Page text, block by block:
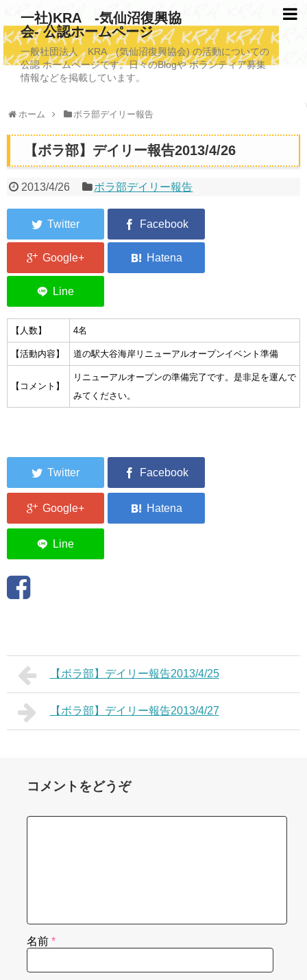
一社)KRA -気仙沼復興協
会- 公認ホームページ
一般社団法人 KRA (気仙沼復興協会) の活動についての
公認 ホームページです。日々のBlogや ボランティア募集
情報などを掲載しています。
ホーム ボラ部デイリー報告
【ボラ部】デイリー報告2013/4/26
2013/4/26 ボラ部デイリー報告
【人数】 4名
【活動内容】 道の駅大谷海岸リニューアルオープンイベント準備
【コメント】
リニューアルオープンの準備完了です。是非足を運んで
みてください。
【ボラ部】デイリー報告2013/4/25
【ボラ部】デイリー報告2013/4/27
コメントをどうぞ
名前 *
TOPページ
KRAについて
写真救済事業
福祉事業
埋蔵発掘/資料整備事業
2026年3月11日捜索活動ボランティア募集 NEW
集中捜索活動の記録
ボランティア募集要項
ボランティアさん集合写真館
港町の編みっ娘ぶらぐ
編みっ娘たち紹介
KRA BLOG
リンク